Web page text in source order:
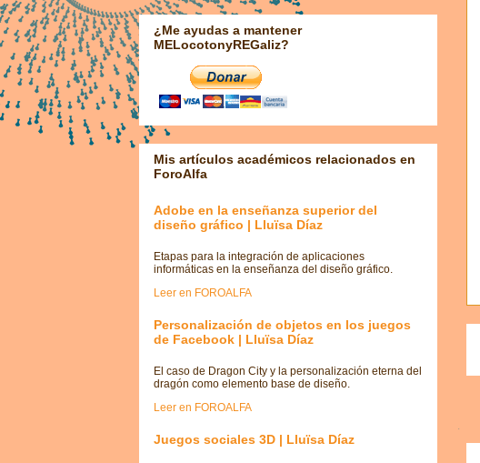
¿Me ayudas a mantener
MELocotonyREGaliz?
Mis artículos académicos relacionados en
ForoAlfa
Adobe en la enseñanza superior del
diseño gráfico | Lluïsa Díaz
Etapas para la integración de aplicaciones
informáticas en la enseñanza del diseño gráfico.
Leer en FOROALFA
Personalización de objetos en los juegos
de Facebook | Lluïsa Díaz
El caso de Dragon City y la personalización eterna del
dragón como elemento base de diseño.
Leer en FOROALFA
Juegos sociales 3D | Lluïsa Díaz